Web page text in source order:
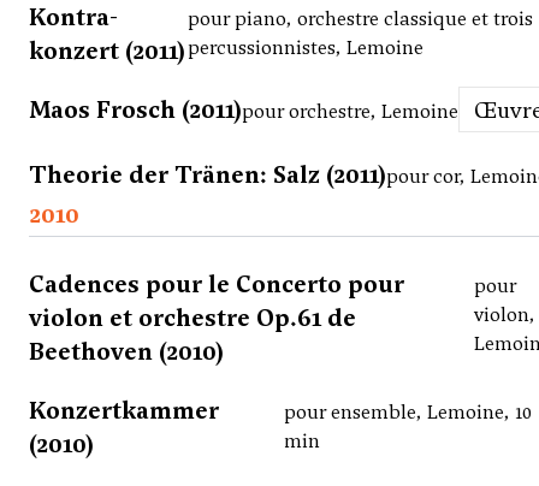
Kontra-
konzert (2011)
pour piano, orchestre classique et trois
percussionnistes, Lemoine
Maos Frosch (2011)pour orchestre, Lemoine
Theorie der Tränen: Salz (2011)pour cor,
2010
Cadences pour le Concerto pour
violon et orchestre Op.61 de
Beethoven (2010)
pour
violon,
Konzertkammer
(2010)
pour ensemble, Lemoine, 10
min